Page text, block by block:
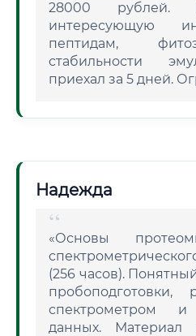
28000 рублей.
интересующую
пептидам,
стабильности
приехал за 5 дней.
Надежда
«Основы
(256 часов).
спектрометром и
данных. Материал